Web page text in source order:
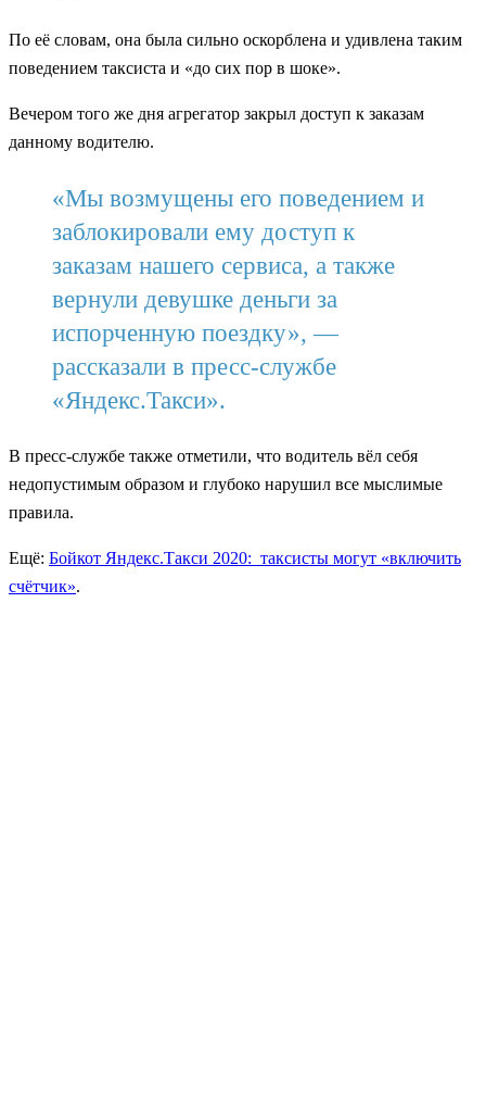
По её словам, она была сильно оскорблена и удивлена таким
поведением таксиста и «до сих пор в шоке».
Вечером того же дня агрегатор закрыл доступ к заказам
данному водителю.
«Мы возмущены его поведением и
заблокировали ему доступ к
заказам нашего сервиса, а также
вернули девушке деньги за
испорченную поездку», —
рассказали в пресс-службе
«Яндекс.Такси».
В пресс-службе также отметили, что водитель вёл себя
недопустимым образом и глубоко нарушил все мыслимые
правила.
Ещё: Бойкот Яндекс.Такси 2020: таксисты могут «включить
счётчик».